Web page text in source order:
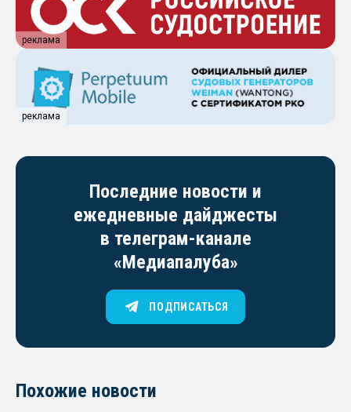
реклама
реклама
Последние новости и
ежедневные дайджесты
в телеграм-канале
«Медиапалуба»
ПОДПИСАТЬСЯ
Похожие новости